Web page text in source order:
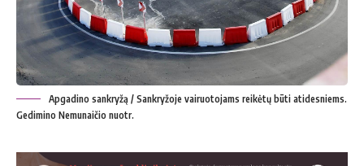
Apgadino sankryžą / Sankryžoje vairuotojams reikėtų būti atidesniems.
Gedimino Nemunaičio nuotr.